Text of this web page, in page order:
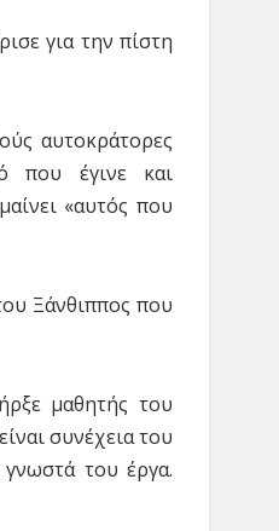
για την πίστη
αυτοκράτορες
που έγινε και
«αυτός που
Ξάνθιππος που
μαθητής του
συνέχεια του
του έργα.